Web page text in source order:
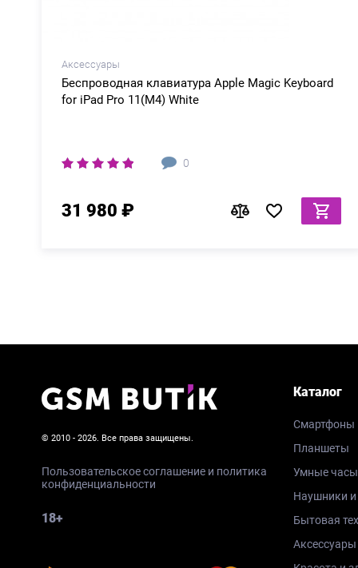
Аксессуары
Беспроводная клавиатура Apple Magic Keyboard
for iPad Pro 11(M4) White
0
31 980 ₽
© 2010 - 2026. Все права защищены.
Пользовательское соглашение и политика
конфиденциальности
18+
Каталог
Смартфоны
Планшеты
Умные
Наушники
Бытовая
Аксессуары